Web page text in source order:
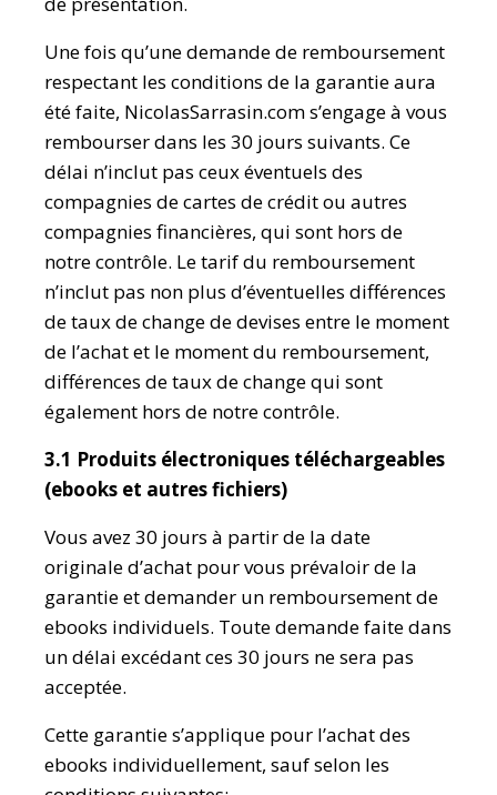
Une fois qu’une demande de remboursement
respectant les conditions de la garantie aura
été faite, NicolasSarrasin.com s’engage à vous
rembourser dans les 30 jours suivants. Ce
délai n’inclut pas ceux éventuels des
compagnies de cartes de crédit ou autres
compagnies financières, qui sont hors de
notre contrôle. Le tarif du remboursement
n’inclut pas non plus d’éventuelles différences
de taux de change de devises entre le moment
de l’achat et le moment du remboursement,
différences de taux de change qui sont
également hors de notre contrôle.
3.1 Produits électroniques téléchargeables
(ebooks et autres fichiers)
Vous avez 30 jours à partir de la date
originale d’achat pour vous prévaloir de la
garantie et demander un remboursement de
ebooks individuels. Toute demande faite dans
un délai excédant ces 30 jours ne sera pas
acceptée.
Cette garantie s’applique pour l’achat des
ebooks individuellement, sauf selon les